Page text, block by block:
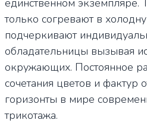
только согревают в
подчеркивают
обладательницы вызывая
окружающих. Постоянное
сочетания цветов и фактур
горизонты в мире
трикотажа.